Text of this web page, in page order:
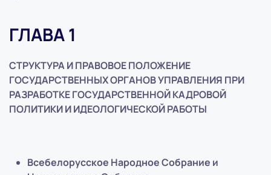
ГЛАВА 1
СТРУКТУРА И ПРАВОВОЕ ПОЛОЖЕНИЕ
ГОСУДАРСТВЕННЫХ ОРГАНОВ УПРАВЛЕНИЯ ПРИ
РАЗРАБОТКЕ ГОСУДАРСТВЕННОЙ КАДРОВОЙ
ПОЛИТИКИ И ИДЕОЛОГИЧЕСКОЙ РАБОТЫ
Всебелорусское Народное Собрание и